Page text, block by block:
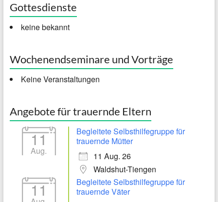
Gottesdienste
keine bekannt
Wochenendseminare und Vorträge
Keine Veranstaltungen
Angebote für trauernde Eltern
11
Aug.
Begleitete Selbsthilfegruppe für
trauernde Mütter
11 Aug. 26
Waldshut-Tiengen
11
Begleitete Selbsthilfegruppe für
trauernde Väter